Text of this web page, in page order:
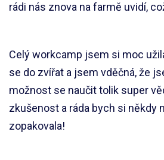
rádi nás znova na farmě uvidí,
Celý workcamp jsem si moc
se do zvířat a jsem vděčná, že
možnost se naučit tolik super
zkušenost a ráda bych si někdy
zopakovala!